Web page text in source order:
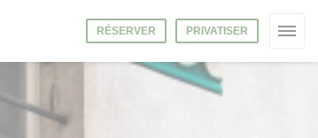
RÉSERVER PRIVATISER